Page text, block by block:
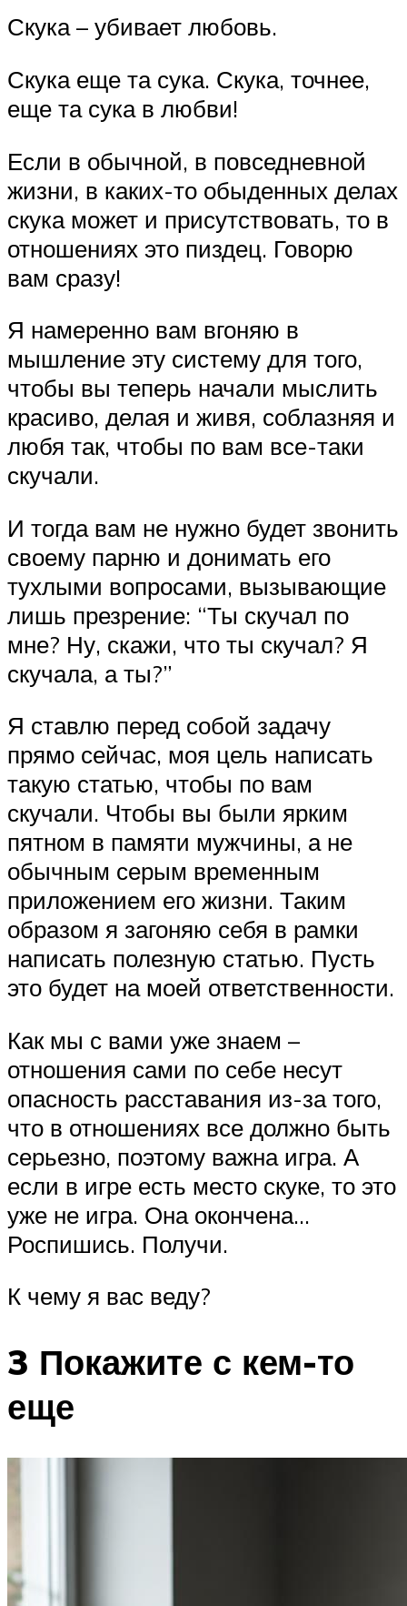
Скука – убивает любовь.
Скука еще та сука. Скука, точнее,
еще та сука в любви!
Если в обычной, в повседневной
жизни, в каких-то обыденных делах
скука может и присутствовать, то в
отношениях это пиздец. Говорю
вам сразу!
Я намеренно вам вгоняю в
мышление эту систему для того,
чтобы вы теперь начали мыслить
красиво, делая и живя, соблазняя и
любя так, чтобы по вам все-таки
скучали.
И тогда вам не нужно будет звонить
своему парню и донимать его
тухлыми вопросами, вызывающие
лишь презрение: “Ты скучал по
мне? Ну, скажи, что ты скучал? Я
скучала, а ты?”
Я ставлю перед собой задачу
прямо сейчас, моя цель написать
такую статью, чтобы по вам
скучали. Чтобы вы были ярким
пятном в памяти мужчины, а не
обычным серым временным
приложением его жизни. Таким
образом я загоняю себя в рамки
написать полезную статью. Пусть
это будет на моей ответственности.
Как мы с вами уже знаем –
отношения сами по себе несут
опасность расставания из-за того,
что в отношениях все должно быть
серьезно, поэтому важна игра. А
если в игре есть место скуке, то это
уже не игра. Она окончена…
Роспишись. Получи.
К чему я вас веду?
3 Покажите с кем-то
еще